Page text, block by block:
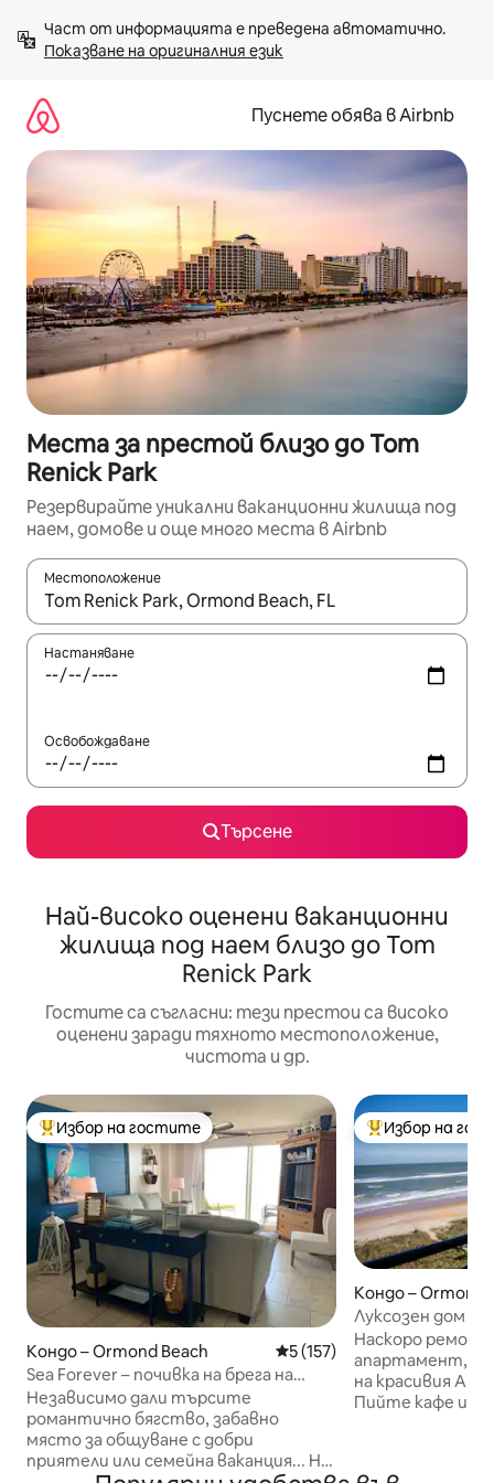
към
съдържанието
Показване на оригиналния език
Пуснете обява в Airbnb
Места за престой близо до Tom
Renick Park
Резервирайте уникални ваканционни жилища под
наем, домове и още много места в Airbnb
Местоположение
Когато резултатите се покажат, използвайте
Настаняване
Освобождаване
Търсене
Най-високо оценени ваканционни
жилища под наем близо до Tom
Renick Park
Гостите са съгласни: тези престои са високо
оценени заради тяхното местоположение,
чистота и др.
Най-популярен избор на гостите
Избор на гостите
Кондо – Ormond Beach Средна оценка: 5 от 5,
5 (157)
Sea Forever – почивка на брега на
океана в Ормънд Бийч
Независимо дали търсите
романтично бягство, забавно
място за общуване с добри
приятели или семейна ваканция... Не
Най-популярен
Избор на
Кондо – Ormond
Луксозен дом с
океана!
Наскоро
апартамент,
на красивия
Пийте кафе или